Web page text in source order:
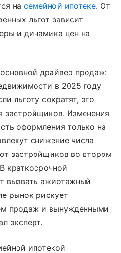
насемейной ипотеке. От
льгот зависит
и динамика цен на
драйвер продаж:
в 2025 году
льготу сократят, это
застройщиков. Изменения
оформления только на
снижение числа
застройщиков во втором
краткосрочной
вызвать ажиотажный
рынок рискует
продаж и вынужденными
эксперт.
ипотекой